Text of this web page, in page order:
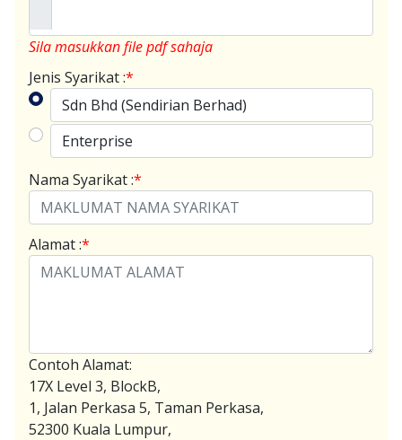
Sila masukkan file pdf sahaja
Jenis Syarikat :*
Sdn Bhd (Sendirian Berhad)
Enterprise
Nama Syarikat :*
Alamat :*
Contoh Alamat:
17X Level 3, BlockB,
1, Jalan Perkasa 5, Taman Perkasa,
52300 Kuala Lumpur,